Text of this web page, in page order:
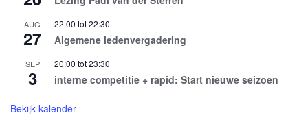
Max Warmerdam
(2364), Zijn club
won ook en iskampioen van
AUG
27
22:00 tot22:30
Algemene ledenvergadering
SEP
3
20:00 tot23:30
interne competitie + rapid: Start nieuwe seizoen
Bekijk kalender